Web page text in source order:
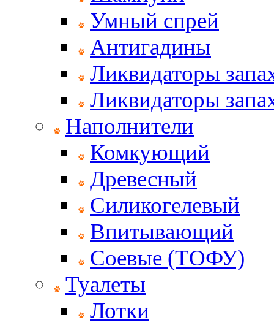
Умный спрей
Антигадины
Ликвидаторы
Ликвидаторы
Наполнители
Комкующий
Древесный
Силикогелевый
Впитывающий
Соевые (ТОФУ)
Туалеты
Лотки